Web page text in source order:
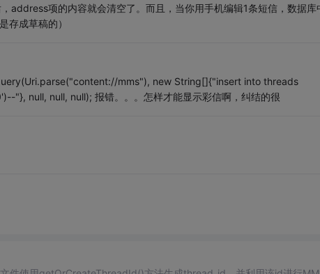
address项的内容就会清空了。而且，当你用手机编辑1条短信，数据库
存成草稿的）
mms"), new String[]{"insert into threads
"}, null, null, null); 报错。。。怎样才能显示彩信啊，纠结的很